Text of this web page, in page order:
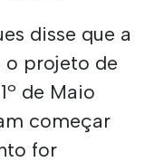
disse que a
o projeto de
de Maio
começar
for